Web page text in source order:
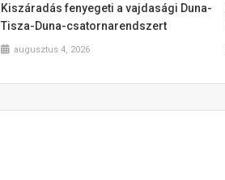
Kiszáradás fenyegeti a vajdasági Duna-
Tisza-Duna-csatornarendszert
augusztus 4, 2026